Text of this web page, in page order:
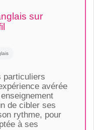
sur
particuliers
avérée
de cibler ses
rythme, pour
à ses